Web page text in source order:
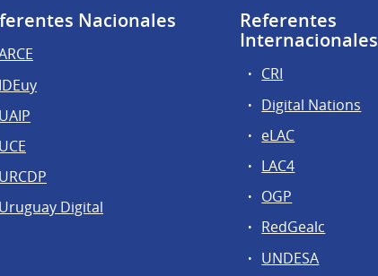
Nacionales
IDEuy
UAIP
UCE
URCDP
Uruguay Digital
Referentes
Internacionales
CRI
Digital Nations
eLAC
LAC4
OGP
RedGealc
UNDESA